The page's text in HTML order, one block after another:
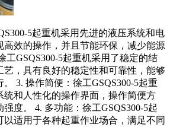
5起重机采用先进的液压系统和电
高效的操作，并且节能环保，减少能源
工GSQS300-5起重机采用了稳定的结
艺，具有良好的稳定性和可靠性，能够
3. 操作简便：徐工GSQS300-5起重
统和人性化的操作界面，操作简便方
度。 4. 多功能：徐工GSQS300-5起
适用于各种起重作业场合，满足不同